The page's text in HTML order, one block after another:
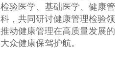
验医学、基础医学、健康管
，共同研讨健康管理检验领
动健康管理在高质量发展的
众健康保驾护航。